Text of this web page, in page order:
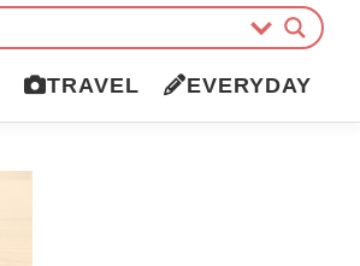
TRAVEL EVERYDAY